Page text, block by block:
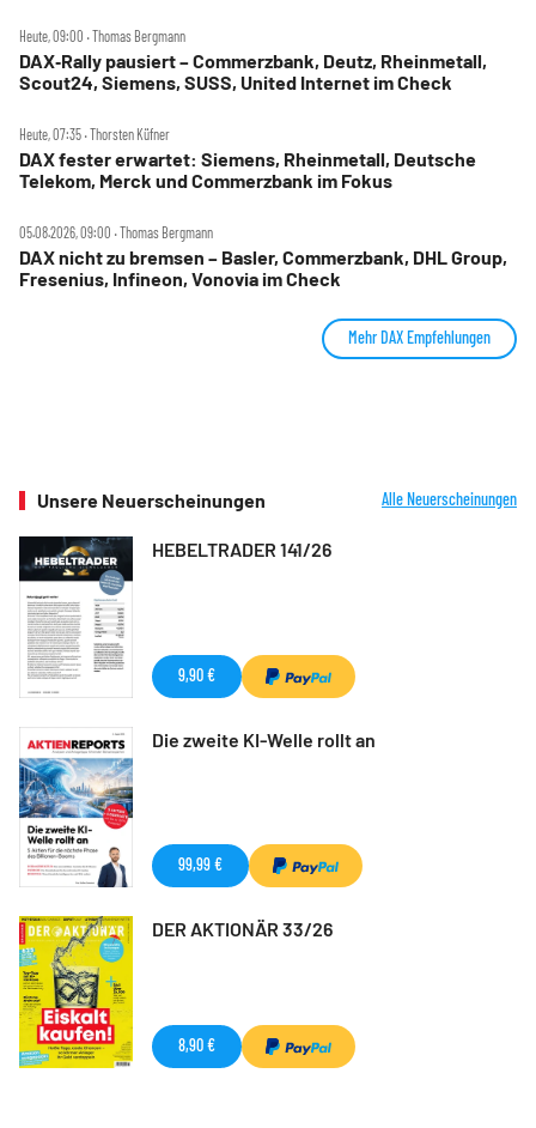
Heute, 09:00 ‧ Thomas Bergmann
DAX‑Rally pausiert – Commerzbank, Deutz, Rheinmetall,
Scout24, Siemens, SUSS, United Internet im Check
Heute, 07:35 ‧ Thorsten Küfner
DAX fester erwartet: Siemens, Rheinmetall, Deutsche
Telekom, Merck und Commerzbank im Fokus
05.08.2026, 09:00 ‧ Thomas Bergmann
DAX nicht zu bremsen – Basler, Commerzbank, DHL Group,
Fresenius, Infineon, Vonovia im Check
Mehr DAX Empfehlungen
Unsere Neuerscheinungen Alle Neuerscheinungen
HEBELTRADER 141/26
9,90 €
Die zweite KI-Welle rollt an
99,99 €
DER AKTIONÄR 33/26
8,90 €